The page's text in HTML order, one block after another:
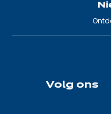
Volg ons